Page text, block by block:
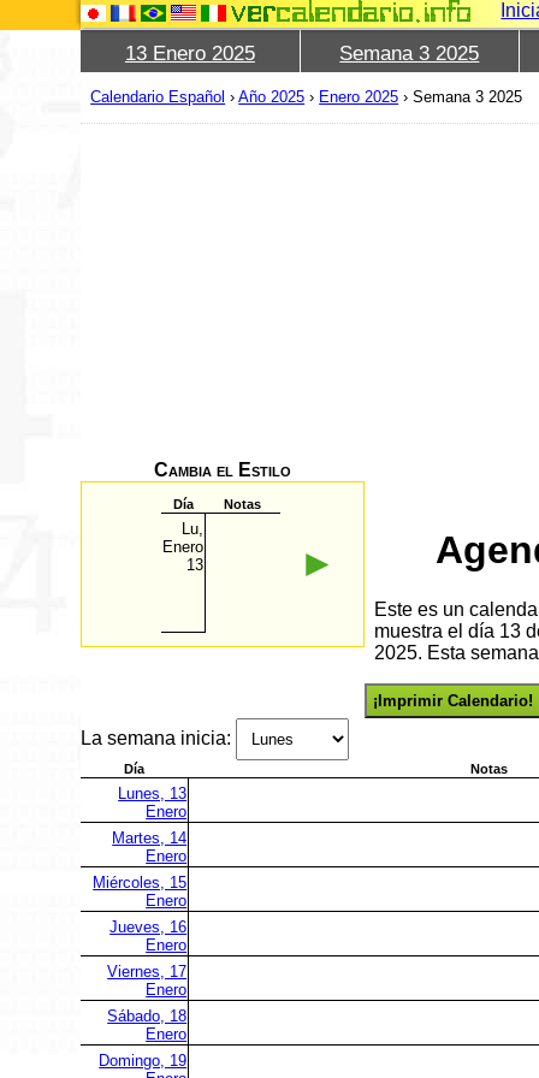
13 Enero 2025 Semana 3 2025
Calendario Español ›Año 2025 › Enero 2025 ›Semana 3 2025
Cambia el Estilo
Día Notas
Lu,
Enero
13
►
Este es un
muestra el día 13
2025. Esta
¡Imprimir Calendario!
La semana inicia:
Día Notas
Lunes, 13
Enero
Martes, 14
Enero
Miércoles, 15
Enero
Jueves, 16
Enero
Viernes, 17
Enero
Sábado, 18
Enero
Domingo, 19